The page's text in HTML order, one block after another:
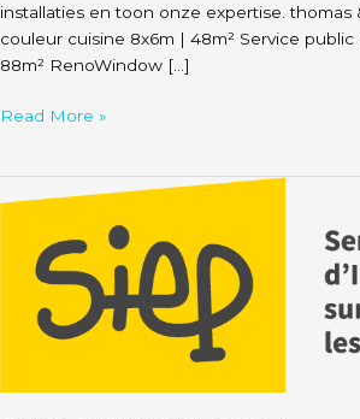
installaties en toon onze expertise. thomas
couleur cuisine 8x6m | 48m² Service public
88m² RenoWindow […]
en-
Famenne
Read More »